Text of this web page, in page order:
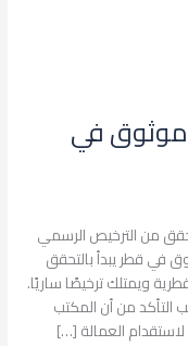
في
من الترخيص الرسمي
في قطر يبدأ بالتحقق
ويمتلك ترخيصًا ساريًا.
من أن المكتب
العمالة […]